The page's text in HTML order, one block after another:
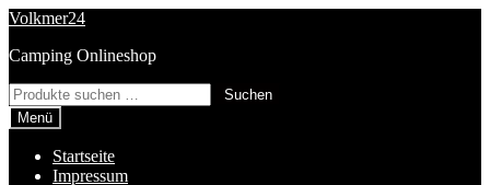
Zur
springen
Zum
springen
Volkmer24
Camping Onlineshop
Suchen
nach:
Suchen
Menü
Startseite
Impressum